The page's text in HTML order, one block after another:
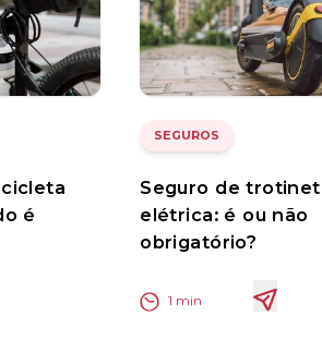
é
SEGUROS
Seguro de
elétrica: é ou não
obrigatório?
1 min